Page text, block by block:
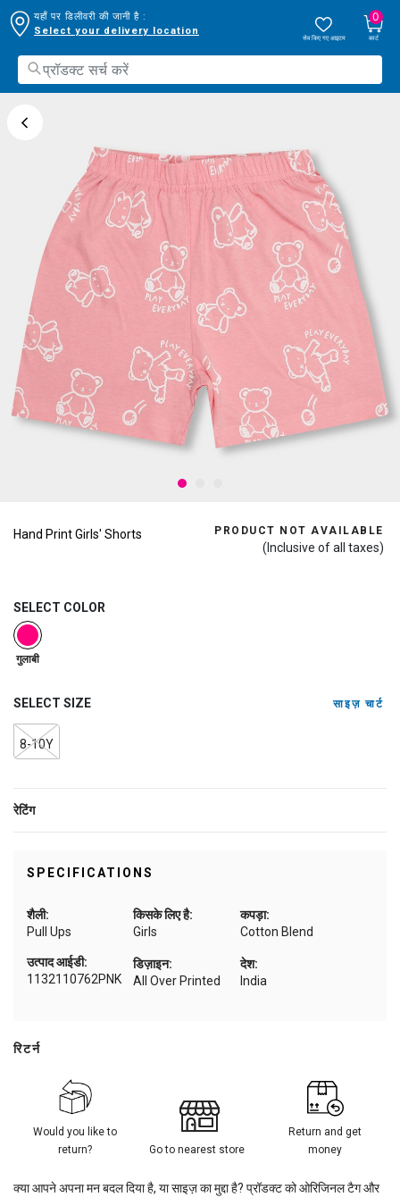
यहाँ पर डिलीवरी की जानी है :
Select your delivery location
सेव किए गए आइटम
0
कार्ट
Hand Print Girls' Shorts PRODUCT NOT AVAILABLE
(Inclusive of all taxes)
SELECT COLOR
selected
गुलाबी
SELECT SIZE साइज़ चार्ट
8-10Y
रेटिंग
SPECIFICATIONS
शैली:
Pull Ups
किसके लिए है:
Girls
कपड़ा:
Cotton Blend
डिज़ाइन:
All Over Printed
देश:
India
उत्पाद आईडी:
1132110762PNK
रिटर्न
Would you like to
return?
Go to nearest store
Return and get
money
क्या आपने अपना मन बदल दिया है, या साइज़ का मुद्दा है? प्रॉडक्ट को ओरिजिनल टैग और